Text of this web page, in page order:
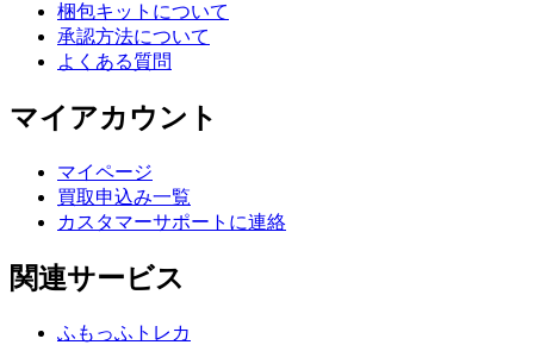
梱包キットについて
承認方法について
よくある質問
マイアカウント
マイページ
買取申込み一覧
カスタマーサポートに連絡
関連サービス
ふもっふトレカ